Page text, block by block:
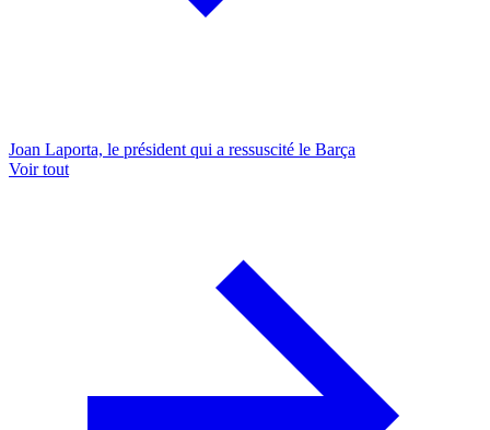
Joan Laporta, le président qui a ressuscité le Barça
Voir tout